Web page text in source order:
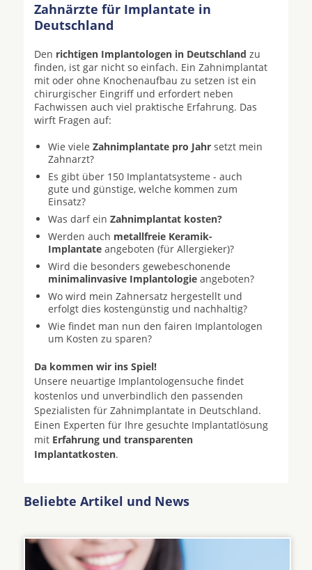
Zahnärzte für Implantate in
Deutschland
Den richtigen Implantologen in Deutschland zu
finden, ist gar nicht so einfach. Ein Zahnimplantat
mit oder ohne Knochenaufbau zu setzen ist ein
chirurgischer Eingriff und erfordert neben
Fachwissen auch viel praktische Erfahrung. Das
wirft Fragen auf:
Wie viele Zahnimplantate pro Jahr setzt mein
Zahnarzt?
Es gibt über 150 Implantatsysteme - auch
gute und günstige, welche kommen zum
Einsatz?
Was darf ein Zahnimplantat kosten?
Werden auch metallfreie Keramik-
Implantate angeboten (für Allergieker)?
Wird die besonders gewebeschonende
minimalinvasive Implantologie angeboten?
Wo wird mein Zahnersatz hergestellt und
erfolgt dies kostengünstig und nachhaltig?
Wie findet man nun den fairen Implantologen
um Kosten zu sparen?
Da kommen wir ins Spiel!
Unsere neuartige Implantologensuche findet
kostenlos und unverbindlich den passenden
Spezialisten für Zahnimplantate in Deutschland.
Einen Experten für Ihre gesuchte Implantatlösung
mit Erfahrung und transparenten
Implantatkosten.
Beliebte Artikel und News